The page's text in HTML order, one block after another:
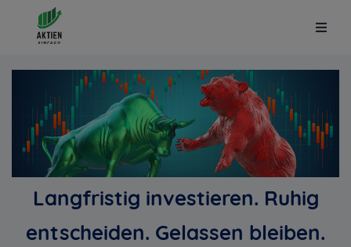
Langfristig investieren. Ruhig
entscheiden. Gelassen bleiben.